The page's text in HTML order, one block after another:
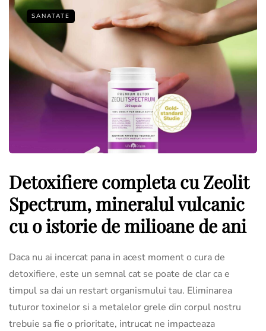
SANATATE
Detoxifiere completa cu Zeolit
Spectrum, mineralul vulcanic
cu o istorie de milioane de ani
Daca nu ai incercat pana in acest moment o cura de
detoxifiere, este un semnal cat se poate de clar ca e
timpul sa dai un restart organismului tau. Eliminarea
tuturor toxinelor si a metalelor grele din corpul nostru
trebuie sa fie o prioritate, intrucat ne impacteaza